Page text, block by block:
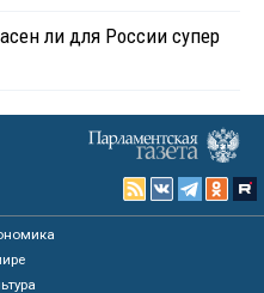
ли для России супер